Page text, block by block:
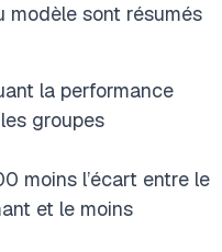
modèle sont résumés
la performance
groupes
moins l’écart entre le
et le moins